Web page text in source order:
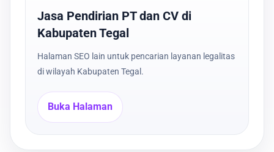
Jasa Pendirian PT dan CV di
Kabupaten Tegal
Halaman SEO lain untuk pencarian layanan legalitas
di wilayah Kabupaten Tegal.
Buka Halaman